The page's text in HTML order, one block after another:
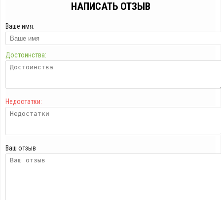
НАПИСАТЬ ОТЗЫВ
Ваше имя:
Достоинства:
Недостатки:
Ваш отзыв